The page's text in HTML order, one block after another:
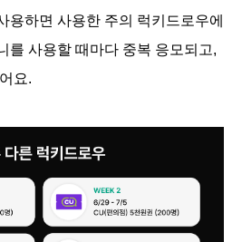
용하면 사용한 주의 럭키드로우에
를 사용할 때마다 중복 응모되고,
요.